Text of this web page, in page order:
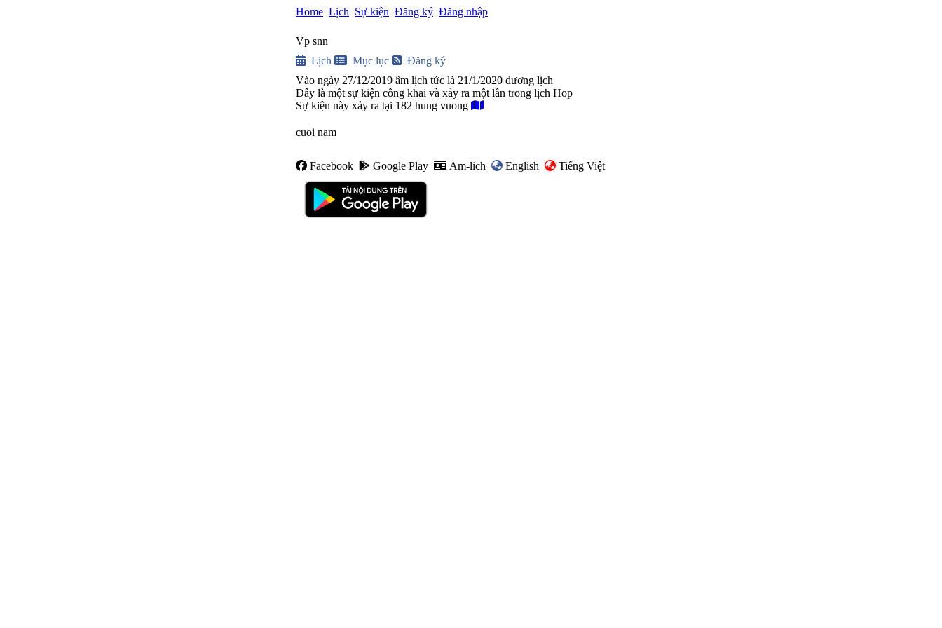
Home Lịch Sự kiện Đăng ký Đăng nhập
Vp snn
Lịch
Mục lục
Đăng ký
Vào ngày 27/12/2019 âm lịch tức là 21/1/2020 dương lịch
Đây là một sự kiện công khai và xảy ra một lần trong lịch Hop
Sự kiện này xảy ra tại 182 hung vuong
cuoi nam
Facebook Google Play Am-lich English Tiếng Việt